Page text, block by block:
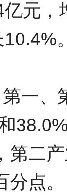
元
一、
第二
点。